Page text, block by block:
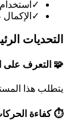
✓
✓
التحديات
🧩 التعرف على
يتطلب هذا
⏱️ كفاءة